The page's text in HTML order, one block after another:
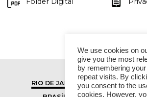
RIO DE JANEIRO
We use cookies on
give you the most
by remembering
repeat visits. By
you consent to the
cookies. However,